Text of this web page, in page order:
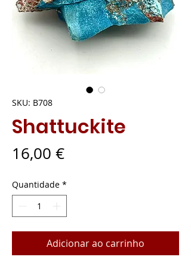
SKU: B708
Shattuckite
16,00 €Preço
Quantidade *
Adicionar ao carrinho